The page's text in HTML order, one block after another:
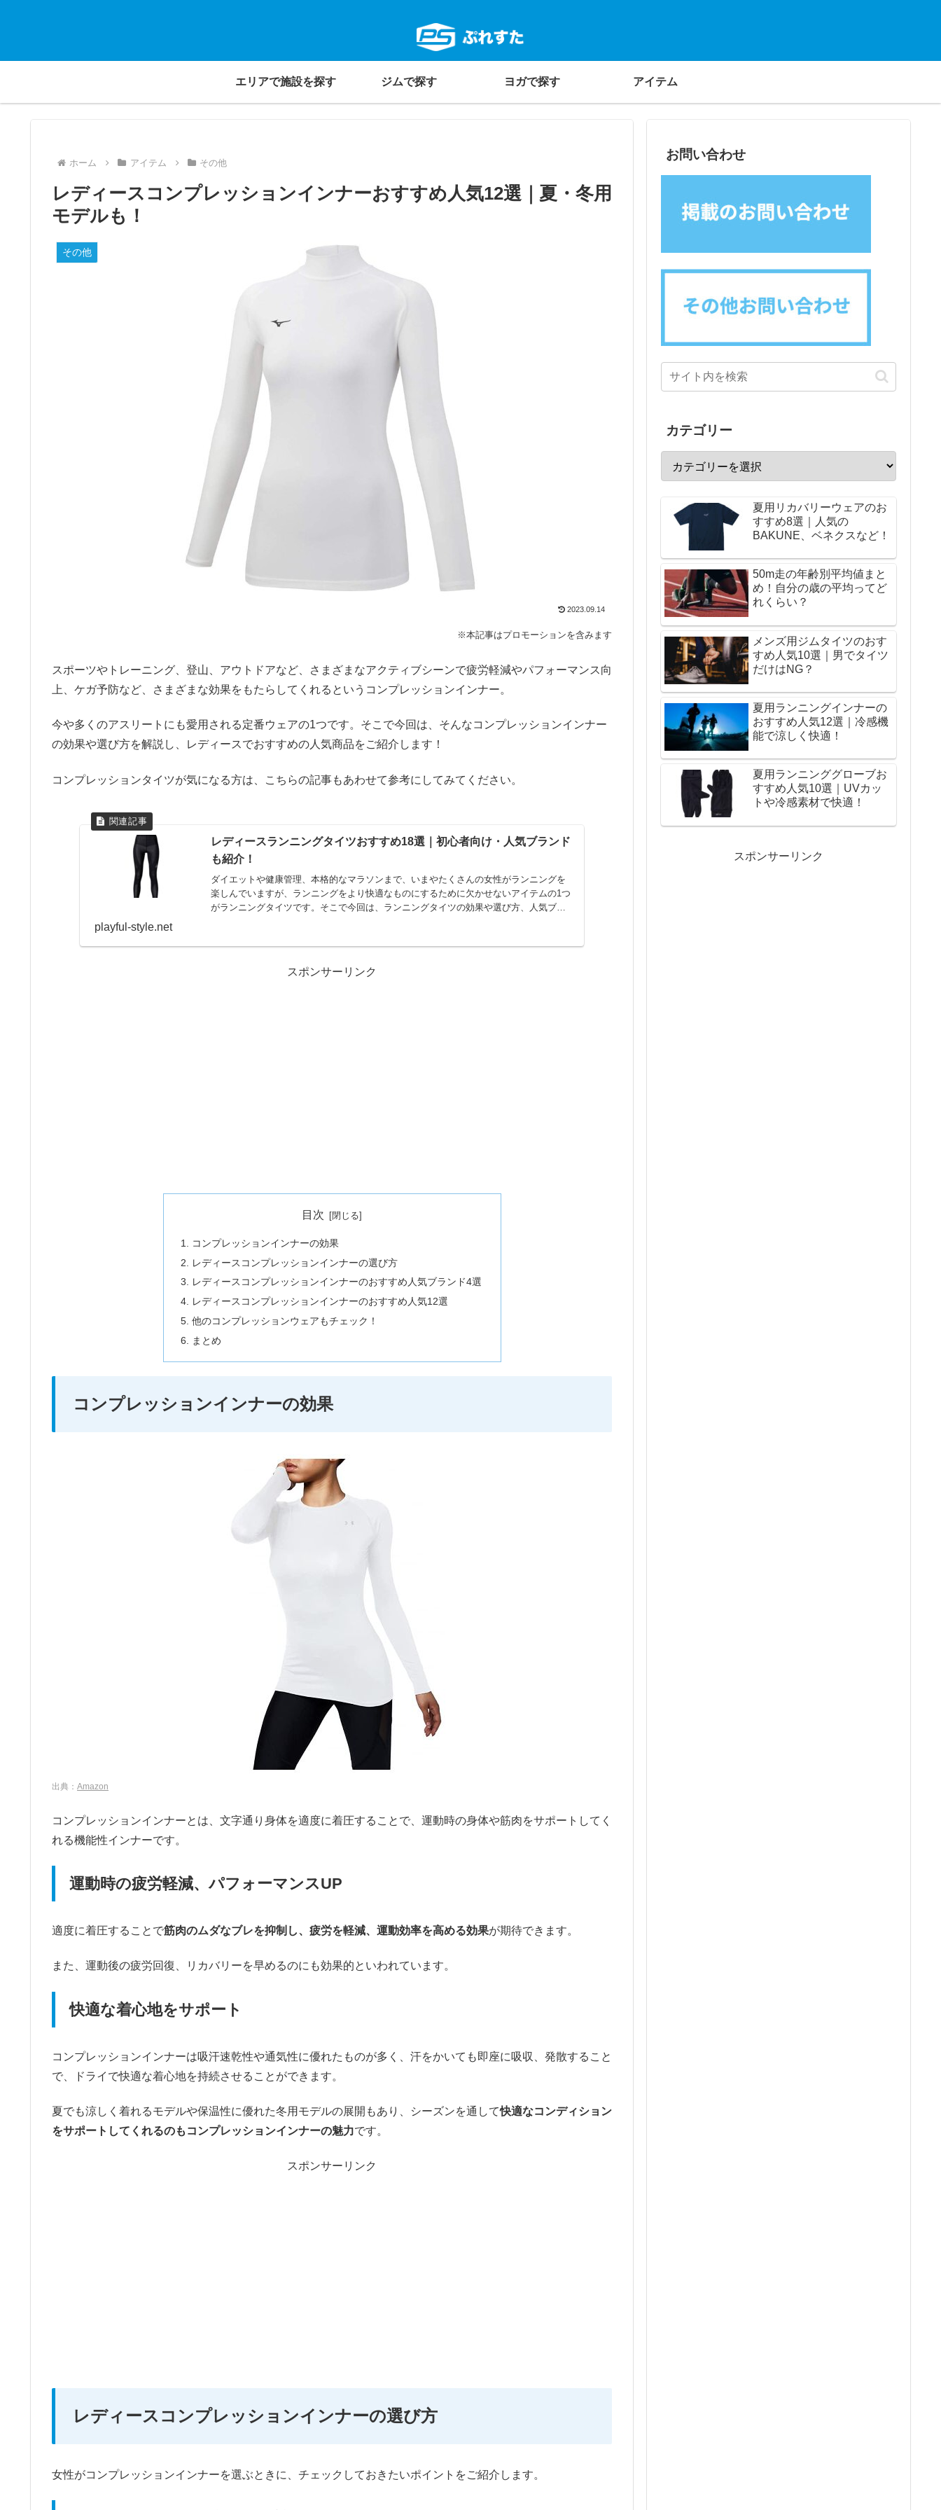
エリアで施設を探す ジムで探す ヨガで探す アイテム
ホーム アイテム その他
レディースコンプレッションインナーおすすめ人気12選｜夏・冬用
モデルも！
その他
2023.09.14
※本記事はプロモーションを含みます
スポーツやトレーニング、登山、アウトドアなど、さまざまなアクティブシーンで疲労軽減やパフォーマンス向
上、ケガ予防など、さまざまな効果をもたらしてくれるというコンプレッションインナー。
今や多くのアスリートにも愛用される定番ウェアの1つです。そこで今回は、そんなコンプレッションインナー
の効果や選び方を解説し、レディースでおすすめの人気商品をご紹介します！
コンプレッションタイツが気になる方は、こちらの記事もあわせて参考にしてみてください。
レディースランニングタイツおすすめ18選｜初心者向け・人気ブランド
も紹介！
ダイエットや健康管理、本格的なマラソンまで、いまやたくさんの女性がランニングを
楽しんでいますが、ランニングをより快適なものにするために欠かせないアイテムの1つ
がランニングタイツです。そこで今回は、ランニングタイツの効果や選び方、人気ブラ
playful-style.net
スポンサーリンク
目次
コンプレッションインナーの効果
レディースコンプレッションインナーの選び方
レディースコンプレッションインナーのおすすめ人気ブランド4選
レディースコンプレッションインナーのおすすめ人気12選
他のコンプレッションウェアもチェック！
まとめ
コンプレッションインナーの効果
出典： Amazon
コンプレッションインナーとは、文字通り身体を適度に着圧することで、運動時の身体や筋肉をサポートしてく
れる機能性インナーです。
運動時の疲労軽減、パフォーマンスUP
適度に着圧することで筋肉のムダなブレを抑制し、疲労を軽減、運動効率を高める効果が期待できます。
また、運動後の疲労回復、リカバリーを早めるのにも効果的といわれています。
快適な着心地をサポート
コンプレッションインナーは吸汗速乾性や通気性に優れたものが多く、汗をかいても即座に吸収、発散すること
で、ドライで快適な着心地を持続させることができます。
夏でも涼しく着れるモデルや保温性に優れた冬用モデルの展開もあり、シーズンを通して快適なコンディション
をサポートしてくれるのもコンプレッションインナーの魅力です。
スポンサーリンク
レディースコンプレッションインナーの選び方
女性がコンプレッションインナーを選ぶときに、チェックしておきたいポイントをご紹介します。
お問い合わせ
カテゴリー
夏用リカバリーウェアのお
すすめ8選｜人気の
BAKUNE、ベネクスなど！
50m走の年齢別平均値まと
め！自分の歳の平均ってど
れくらい？
メンズ用ジムタイツのおす
すめ人気10選｜男でタイツ
だけはNG？
夏用ランニングインナーの
おすすめ人気12選｜冷感機
能で涼しく快適！
夏用ランニンググローブお
すすめ人気10選｜UVカッ
トや冷感素材で快適！
スポンサーリンク